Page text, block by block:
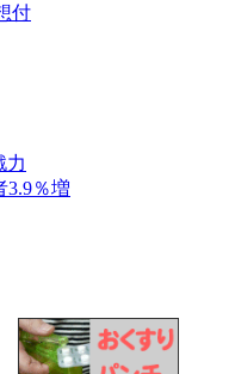
付
力
％増